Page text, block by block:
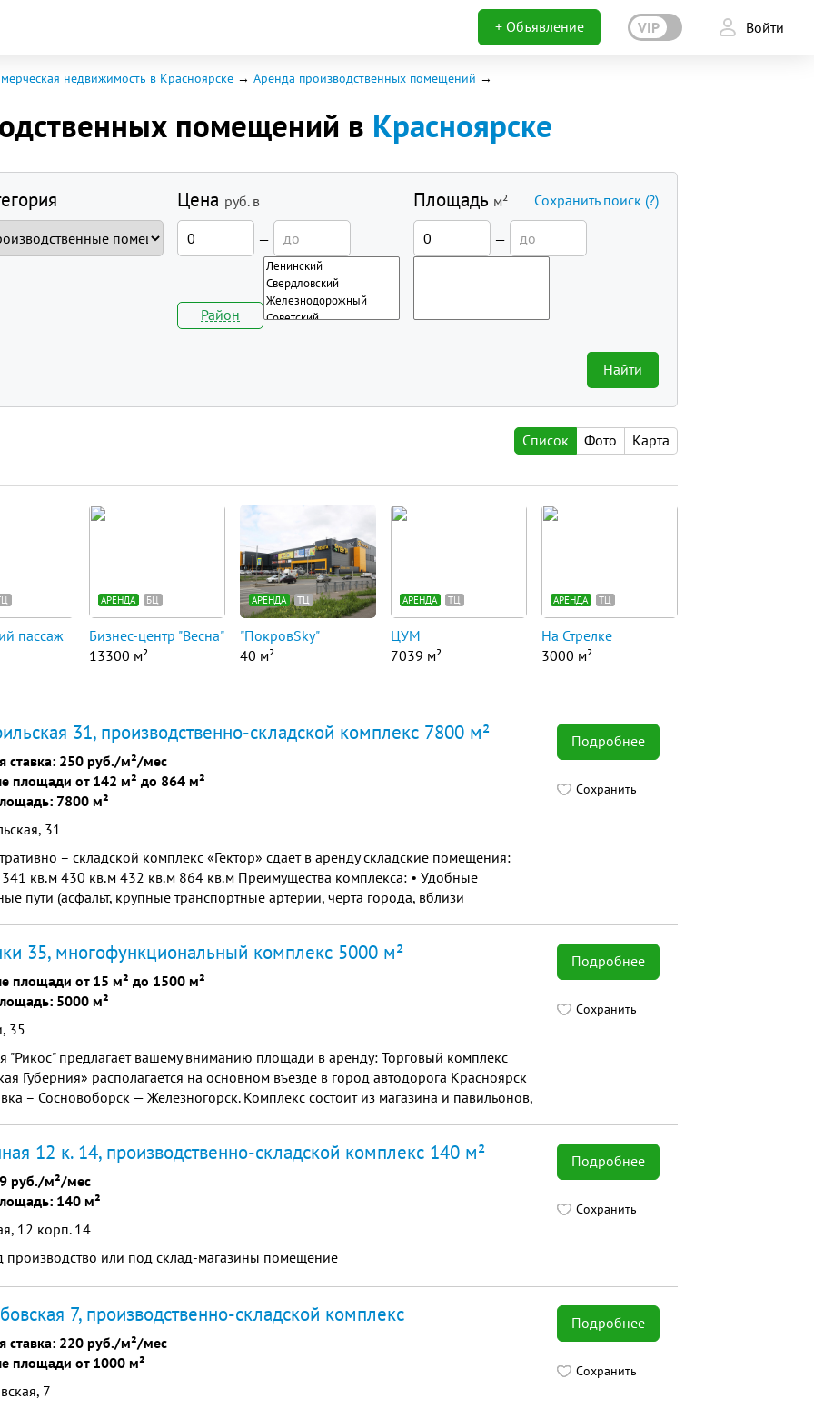
+ Объявление VIP Войти
недвижимость в Красноярске Аренда производственных помещений
помещений в Красноярске
Цена руб. в
—
Район
Площадь м²
—
Найти
Сохранить поиск (?)
Список Фото Карта
пассаж
АРЕНДА БЦ
Бизнес-центр "Весна"
13300 м²
АРЕНДА ТЦ
"ПокровSky"
40 м²
АРЕНДА ТЦ
ЦУМ
7039 м²
АРЕНДА ТЦ
На Стрелке
3000 м²
Подробнее
Сохранить
31, производственно-складской комплекс 7800 м²
ставка: 250 руб./м²/мес
площади от 142 м² до 864 м²
7800 м²
31
– складской комплекс «Гектор» сдает в аренду складские помещения:
кв.м 430 кв.м 432 кв.м 864 кв.м Преимущества комплекса: • Удобные
пути (асфальт, крупные транспортные артерии, черта города, вблизи
Подробнее
Сохранить
35, многофункциональный комплекс 5000 м²
площади от 15 м² до 1500 м²
5000 м²
35
"Рикос" предлагает вашему вниманию площади в аренду: Торговый комплекс
Губерния» располагается на основном въезде в город автодорога Красноярск
– Сосновоборск — Железногорск. Комплекс состоит из магазина и павильонов,
Подробнее
Сохранить
12 к. 14, производственно-складской комплекс 140 м²
руб./м²/мес
140 м²
12 корп. 14
производство или под склад-магазины помещение
Подробнее
Сохранить
7, производственно-складской комплекс
ставка: 220 руб./м²/мес
площади от 1000 м²
7